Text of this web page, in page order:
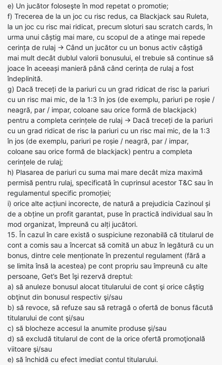
e) Un jucător foloseşte în mod repetat o promotie;
f) Trecerea de la un joc cu risc redus, ca Blackjack sau Ruleta,
la un joc cu risc mai ridicat, precum sloturi sau scratch cards, în
urma unui câștig mai mare, cu scopul de a atinge mai repede
cerința de rulaj -> Când un jucător cu un bonus activ câștigă
mai mult decât dublul valorii bonusului, el trebuie să continue să
joace în aceeași manieră până când cerința de rulaj a fost
îndeplinită.
g) Dacă treceți de la pariuri cu un grad ridicat de risc la pariuri
cu un risc mai mic, de la 1:3 în jos (de exemplu, pariuri pe roșie /
neagră, par / impar, coloane sau orice formă de blackjack)
pentru a completa cerințele de rulaj -> Dacă treceți de la pariuri
cu un grad ridicat de risc la pariuri cu un risc mai mic, de la 1:3
în jos (de exemplu, pariuri pe roșie / neagră, par / impar,
coloane sau orice formă de blackjack) pentru a completa
cerințele de rulaj;
h) Plasarea de pariuri cu suma mai mare decât miza maximă
permisă pentru rulaj, specificată în cuprinsul acestor T&C sau în
regulamentul specific promoției;
i) orice alte acțiuni incorecte, de natură a prejudicia Cazinoul și
de a obține un profit garantat, puse în practică individual sau în
mod organizat, împreună cu alți jucători.
15. În cazul în care există o suspiciune rezonabilă că titularul de
cont a comis sau a încercat să comită un abuz în legătură cu un
bonus, dintre cele menționate în prezentul regulament (fără a
se limita însă la acestea) pe cont propriu sau împreună cu alte
persoane, Get’s Bet îşi rezervă dreptul:
a) să anuleze bonusul alocat titularului de cont şi orice câştig
obţinut din bonusul respectiv şi/sau
b) să revoce, să refuze sau să retragă o ofertă de bonus făcută
titularului de cont şi/sau
c) să blocheze accesul la anumite produse şi/sau
d) să excludă titularul de cont de la orice ofertă promoţională
viitoare şi/sau
e) să închidă cu efect imediat contul titularului.